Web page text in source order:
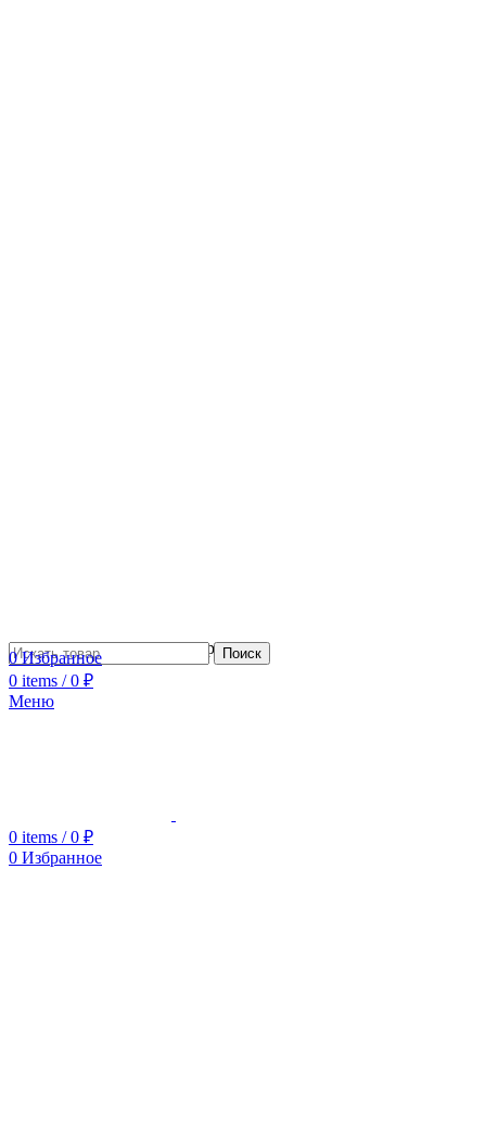
Сотрудничество с дизайнерамиПоиск
0Избранное
0 items / 0 ₽
Меню
0 items / 0 ₽
0 Избранное